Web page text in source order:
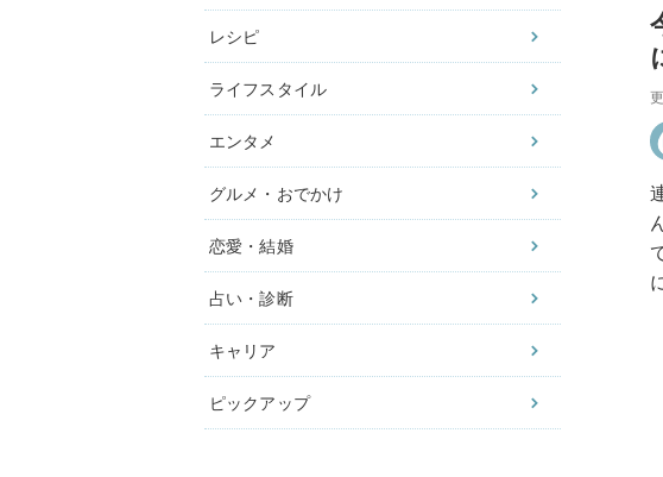
レシピ
ライフスタイル
エンタメ
グルメ・おでかけ
恋愛・結婚
占い・診断
キャリア
ピックアップ